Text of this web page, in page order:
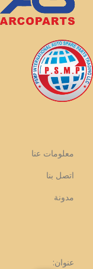
معلومات عنا
اتصل بنا
مدونة
عنوان: